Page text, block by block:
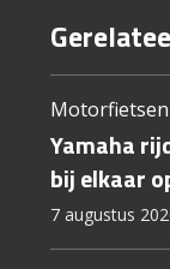
Yamaha
bij elkaar
7 augustus